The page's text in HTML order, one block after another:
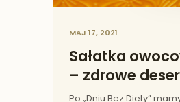
MAJ 17, 2021
Sałatka
– zdrowe
Po „Dniu Bez Diety”